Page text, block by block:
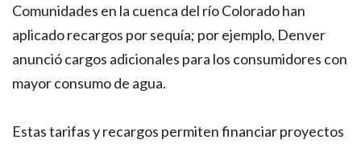
Comunidades en la cuenca del río Colorado han
aplicado recargos por sequía; por ejemplo, Denver
anunció cargos adicionales para los consumidores con
mayor consumo de agua.
Estas tarifas y recargos permiten financiar proyectos